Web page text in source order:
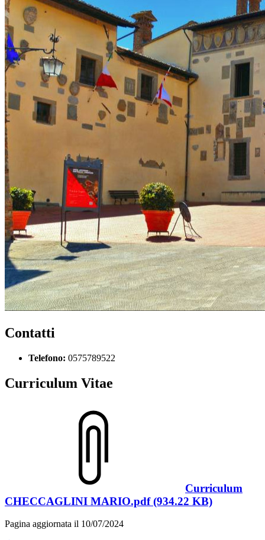
Contatti
Telefono: 0575789522
Curriculum Vitae
Curriculum
CHECCAGLINI MARIO.pdf (934.22 KB)
Pagina aggiornata il 10/07/2024